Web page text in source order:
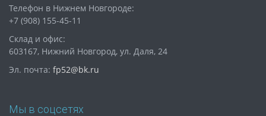
Телефон в Нижнем Новгороде:
+7 (908) 155-45-11
Склад и офис:
603167, Нижний Новгород, ул. Даля, 24
Эл. почта: fp52@bk.ru
Мы в соцсетях